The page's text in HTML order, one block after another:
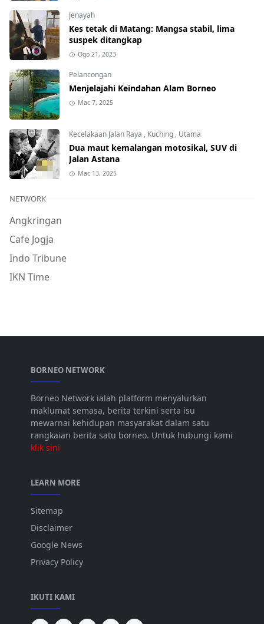
Jenayah
Kes tetak di Matang: Mangsa stabil, lima
suspek ditangkap
Ogo 21, 2023
Pelancongan
Menjelajahi Keindahan Alam Borneo
Mac 7, 2025
Kecelakaan Jalan Raya , Kuching, Utama
Dua maut kemalangan motosikal, SUV di
Jalan Astana
Mac 13, 2025
NETWORK
Angkringan
Cafe Jogja
Indo Tribune
IKN Time
BORNEO NETWORK
Borneo Network ialah platform menyalurkan
maklumat semasa, berita terkini serta isu
mewarnai kehidupan masyarakat dalam satu
rangkaian berita satu borneo. Untuk hubungi kami
klik sini
LEARN MORE
Sitemap
Disclaimer
Google News
Privacy Policy
IKUTI KAMI